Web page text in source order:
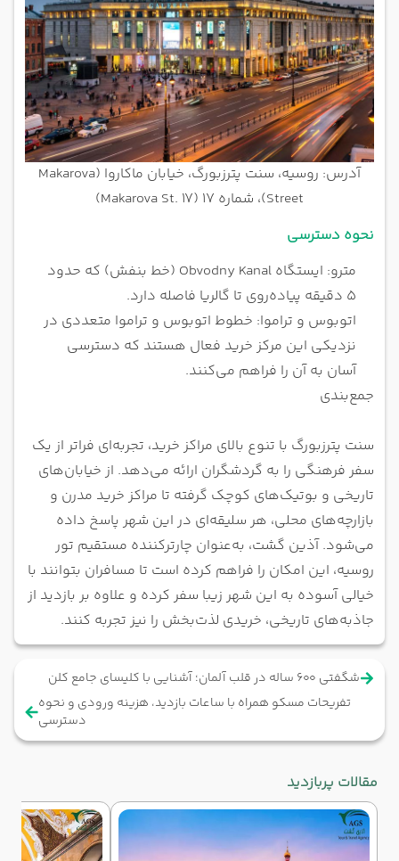
آدرس: روسیه، سنت پترزبورگ، خیابان ماکاروا (Makarova
Street)، شماره 17 (Makarova St. 17)
نحوه دسترسی
مترو: ایستگاه Obvodny Kanal (خط بنفش) که حدود
۵ دقیقه پیاده‌روی تا گالریا فاصله دارد.
اتوبوس و تراموا: خطوط اتوبوس و تراموا متعددی در
نزدیکی این مرکز خرید فعال هستند که دسترسی
آسان به آن را فراهم می‌کنند.
جمع‌بندی
سنت پترزبورگ با تنوع بالای مراکز خرید، تجربه‌ای فراتر از یک
سفر فرهنگی را به گردشگران ارائه می‌دهد. از خیابان‌های
تاریخی و بوتیک‌های کوچک گرفته تا مراکز خرید مدرن و
بازارچه‌های محلی، هر سلیقه‌ای در این شهر پاسخ داده
می‌شود. آذین گشت، به‌عنوان چارترکننده مستقیم تور
روسیه، این امکان را فراهم کرده است تا مسافران بتوانند با
خیالی آسوده به این شهر زیبا سفر کرده و علاوه بر بازدید از
جاذبه‌های تاریخی، خریدی لذت‌بخش را نیز تجربه کنند.
شگفتی ۶۰۰ ساله در قلب آلمان؛ آشنایی با کلیسای جامع کلن
تفریحات مسکو همراه با ساعات بازدید، هزینه ورودی و نحوه
دسترسی
مقالات پربازدید